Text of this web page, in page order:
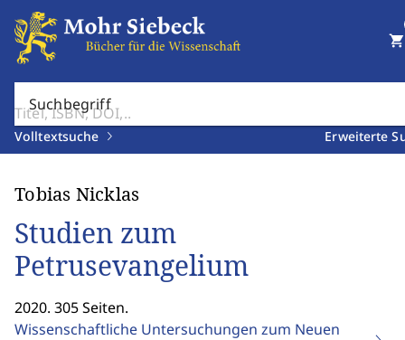
Suchbegriff
Volltextsuche Erweiterte
shopping_cart
Tobias Nicklas
Studien zum
Petrusevangelium
2020. 305 Seiten.
Wissenschaftliche Untersuchungen zum Neuen